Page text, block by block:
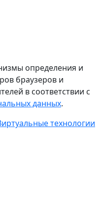
определения и
браузеров и
в соответствии с
данных.
технологии